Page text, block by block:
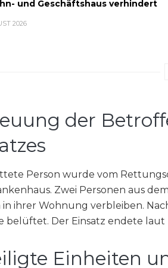
und Geschäftshaus verhindert
2026
der
Person wurde vom
Zwei Personen aus
ihrer Wohnung verbleiben.
belüftet. Der Einsatz endete laut
Einheiten